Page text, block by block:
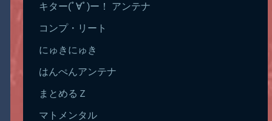
キター(ﾟ∀ﾟ)ー！ アンテナ
コンプ・リート
にゅきにゅき
はんぺんアンテナ
まとめるＺ
マトメンタル